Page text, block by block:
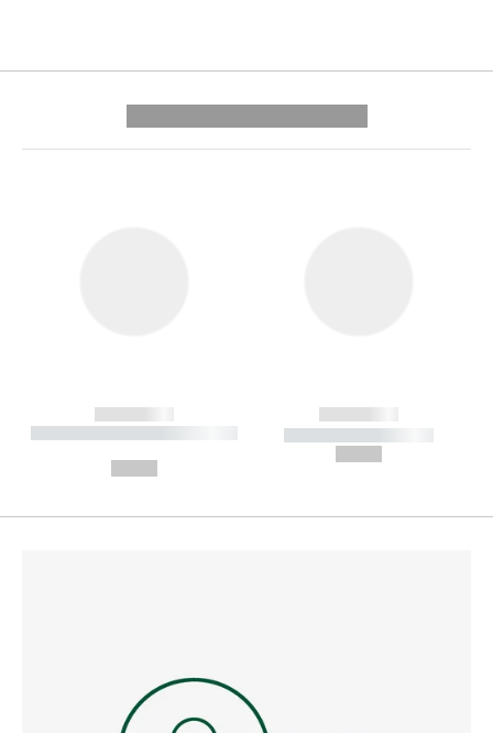
------------
----------- ----------- --------
------------
----------- -----------